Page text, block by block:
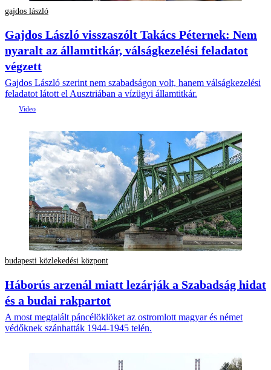
gajdos lászló
Gajdos László visszaszólt Takács Péternek: Nem
nyaralt az államtitkár, válságkezelési feladatot
végzett
Gajdos László szerint nem szabadságon volt, hanem válságkezelési
feladatot látott el Ausztriában a vízügyi államtitkár.
budapesti közlekedési központ
Háborús arzenál miatt lezárják a Szabadság hidat
és a budai rakpartot
A most megtalált páncélöklöket az ostromlott magyar és német
védőknek szánhatták 1944-1945 telén.